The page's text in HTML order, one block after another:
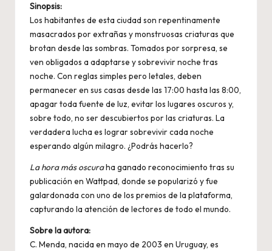
Sinopsis:
Los habitantes de esta ciudad son repentinamente
masacrados por extrañas y monstruosas criaturas que
brotan desde las sombras. Tomados por sorpresa, se
ven obligados a adaptarse y sobrevivir noche tras
noche. Con reglas simples pero letales, deben
permanecer en sus casas desde las 17:00 hasta las 8:00,
apagar toda fuente de luz, evitar los lugares oscuros y,
sobre todo, no ser descubiertos por las criaturas. La
verdadera lucha es lograr sobrevivir cada noche
esperando algún milagro. ¿Podrás hacerlo?
La hora más oscuraha ganado reconocimiento tras su
publicación en Wattpad, donde se popularizó y fue
galardonada con uno de los premios de la plataforma,
capturando la atención de lectores de todo el mundo.
Sobre la autora:
C. Menda, nacida en mayo de 2003 en Uruguay, es